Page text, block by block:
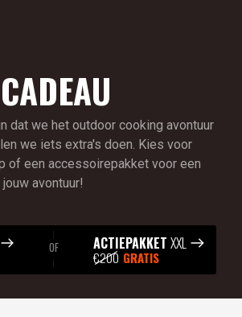
dat we het outdoor cooking avontuur
we iets extra's doen. Kies voor
of een accessoirepakket voor een
avontuur!
OF ACTIEPAKKETXXL
€200 GRATIS